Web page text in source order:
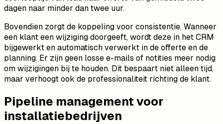
dagen naar minder dan twee uur.
Bovendien zorgt de koppeling voor consistentie. Wanneer
een klant een wijziging doorgeeft, wordt deze in het CRM
bijgewerkt en automatisch verwerkt in de offerte en de
planning. Er zijn geen losse e-mails of notities meer nodig
om wijzigingen bij te houden. Dit bespaart niet alleen tijd,
maar verhoogt ook de professionaliteit richting de klant.
Pipeline management voor
installatiebedrijven